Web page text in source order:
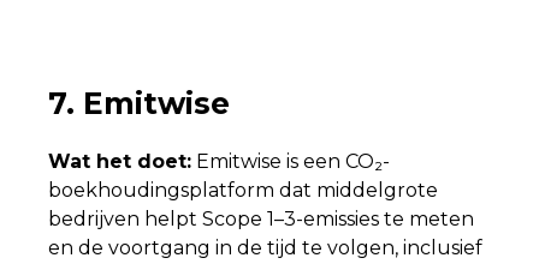
7. Emitwise
Wat het doet: Emitwise is een CO₂-
boekhoudingsplatform dat middelgrote
bedrijven helpt Scope 1–3-emissies te meten
en de voortgang in de tijd te volgen, inclusief